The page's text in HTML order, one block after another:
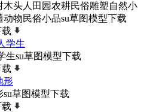
头人田园农耕民俗雕塑自然小
物民俗小品su草图模型下载
生su草图模型下载
草图模型下载